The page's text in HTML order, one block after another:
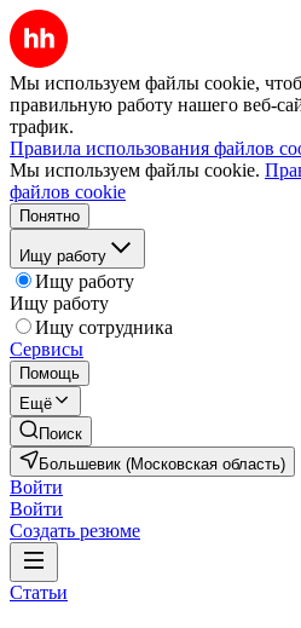
Мы используем файлы cookie,
правильную работу нашего веб-
трафик.
Правила использования файлов
Мы используем файлы cookie.
файлов cookie
Понятно
Ищу работу
Ищу работу
Ищу работу
Ищу сотрудника
Сервисы
Помощь
Ещё
Поиск
Большевик (Московская область)
Войти
Войти
Создать резюме
Статьи